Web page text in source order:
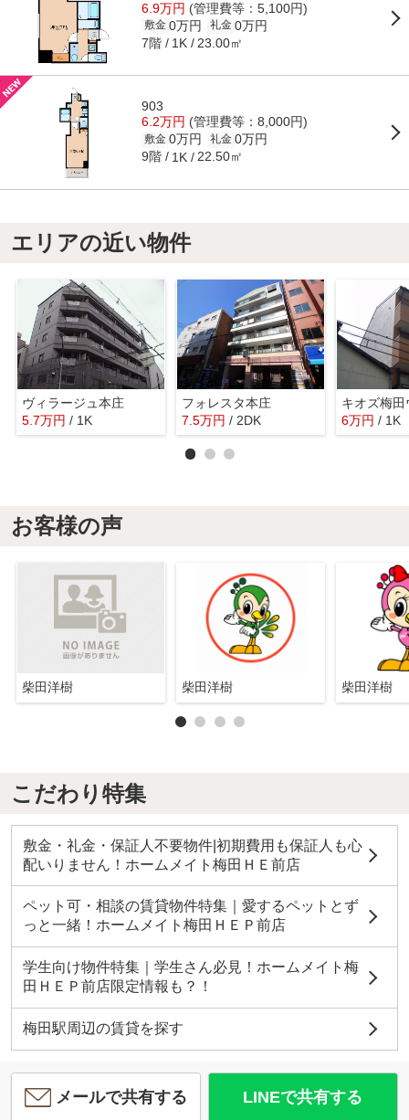
6.9万円 (管理費等：5,100円)
敷金 0万円 礼金 0万円
7階 1K 23.00㎡
903
6.2万円 (管理費等：8,000円)
敷金 0万円 礼金 0万円
9階 1K 22.50㎡
エリアの近い物件
ヴィラージュ本庄
5.7万円 / 1K
フォレスタ本庄
7.5万円 / 2DK
キオズ梅田
6万円 / 1K
お客様の声
柴田洋樹 柴田洋樹 柴田洋樹
こだわり特集
敷金・礼金・保証人不要物件|初期費用も保証人も心
配いりません！ホームメイト梅田ＨＥ前店
ペット可・相談の賃貸物件特集｜愛するペットとず
っと一緒！ホームメイト梅田ＨＥＰ前店
学生向け物件特集｜学生さん必見！ホームメイト梅
田ＨＥＰ前店限定情報も？！
梅田駅周辺の賃貸を探す
メールで共有する LINEで共有する